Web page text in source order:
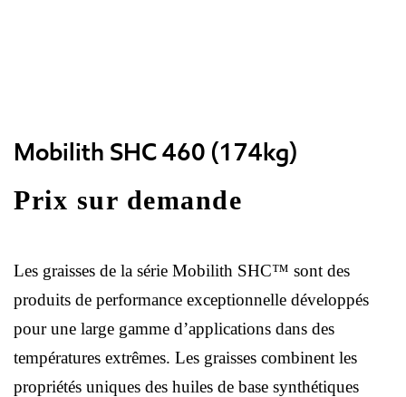
Mobilith SHC 460 (174kg)
Prix sur demande
Les graisses de la série Mobilith SHC™ sont des
produits de performance exceptionnelle développés
pour une large gamme d’applications dans des
températures extrêmes. Les graisses combinent les
propriétés uniques des huiles de base synthétiques